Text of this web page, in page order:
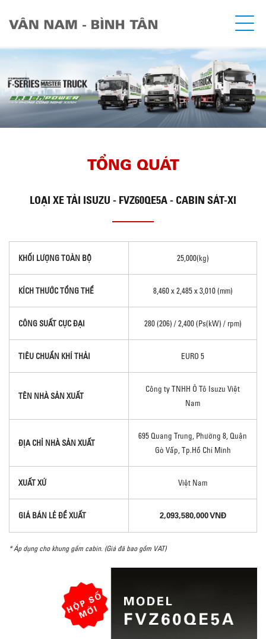
TỔNG QUÁT
LOẠI XE TẢI ISUZU - FVZ60QE5A - CABIN SÁT-XI
KHỐI LƯỢNG TOÀN BỘ 25,000(kg)
KÍCH THƯỚC TỔNG THỂ 8,460 x 2,485 x 3,010 (mm)
CÔNG SUẤT CỰC ĐẠI 280 (206) / 2,400 (Ps(kW) / rpm)
TIÊU CHUẨN KHÍ THẢI EURO 5
TÊN NHÀ SẢN XUẤT
Công ty TNHH Ô Tô Isuzu Việt
Nam
ĐỊA CHỈ NHÀ SẢN XUẤT
695 Quang Trung, Phường 8, Quận
Gò Vấp, Tp.Hồ Chí Minh
XUẤT XỨ Việt Nam
GIÁ BÁN LẺ ĐỀ XUẤT 2,093,580,000 VNĐ
* Áp dụng cho khung gầm cabin. (Giá đã bao gồm VAT)